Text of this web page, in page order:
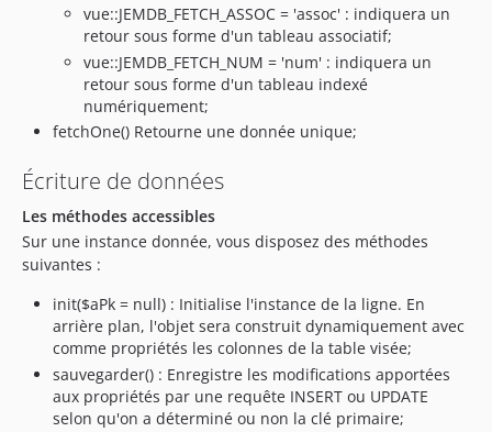
vue::JEMDB_FETCH_ASSOC = 'assoc' : indiquera un
retour sous forme d'un tableau associatif;
vue::JEMDB_FETCH_NUM = 'num' : indiquera un
retour sous forme d'un tableau indexé
numériquement;
fetchOne() Retourne une donnée unique;
Écriture de données
Les méthodes accessibles
Sur une instance donnée, vous disposez des méthodes
suivantes :
init($aPk = null) : Initialise l'instance de la ligne. En
arrière plan, l'objet sera construit dynamiquement avec
comme propriétés les colonnes de la table visée;
sauvegarder() : Enregistre les modifications apportées
aux propriétés par une requête INSERT ou UPDATE
selon qu'on a déterminé ou non la clé primaire;